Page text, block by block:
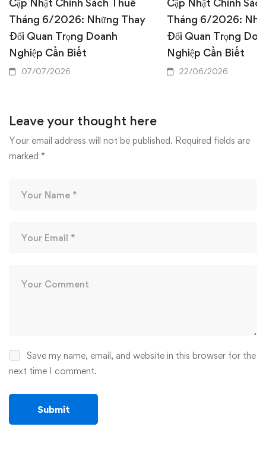
Tháng 6/2026: Những Thay
Đổi Quan Trọng Doanh
Nghiệp Cần Biết
07/07/2026
Tháng 6/2026:
Đổi Quan Trọng
Nghiệp Cần Biết
22/06/2026
Leave your thought here
Your email address will not be published. Required fields are
marked *
Save my name, email, and website in this browser for the
next time I comment.